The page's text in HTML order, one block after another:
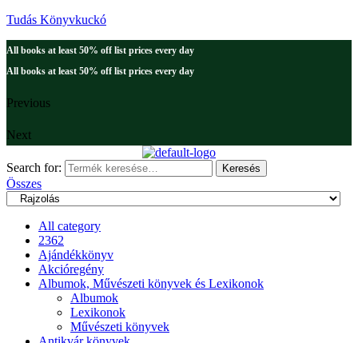
Tudás Könyvkuckó
All books at least 50% off list prices every day
All books at least 50% off list prices every day
Previous
Next
Search for: Keresés
Összes
All category
2362
Ajándékkönyv
Akcióregény
Albumok, Művészeti könyvek és Lexikonok
Albumok
Lexikonok
Művészeti könyvek